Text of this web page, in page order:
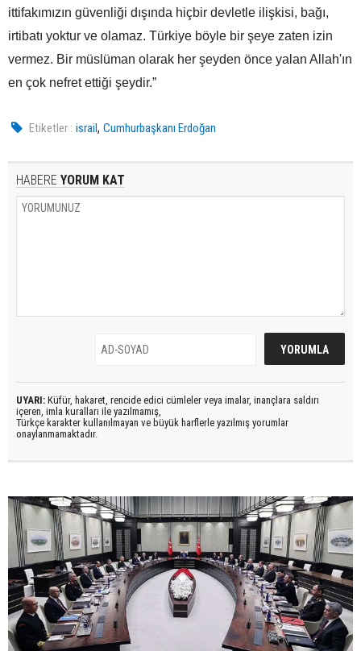
ittifakımızın güvenliği dışında hiçbir devletle ilişkisi, bağı,
irtibatı yoktur ve olamaz. Türkiye böyle bir şeye zaten izin
vermez. Bir müslüman olarak her şeyden önce yalan Allah'ın
en çok nefret ettiği şeydir.”
Etiketler : israil,Cumhurbaşkanı Erdoğan
HABERE YORUM KAT
UYARI: Küfür, hakaret, rencide edici cümleler veya imalar, inançlara saldırı
içeren, imla kuralları ile yazılmamış,
Türkçe karakter kullanılmayan ve büyük harflerle yazılmış yorumlar
onaylanmamaktadır.